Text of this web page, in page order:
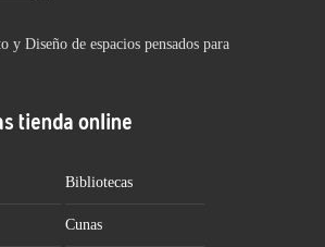
y Diseño de espacios pensados para
tienda online
Bibliotecas
Cunas